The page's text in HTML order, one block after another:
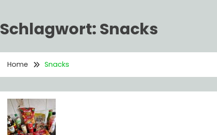
Schlagwort: Snacks
Home Snacks